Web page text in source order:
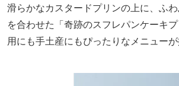
滑らかなカスタードプリンの上に、ふ
を合わせた「奇跡のスフレパンケーキ
用にも手土産にもぴったりなメニューが